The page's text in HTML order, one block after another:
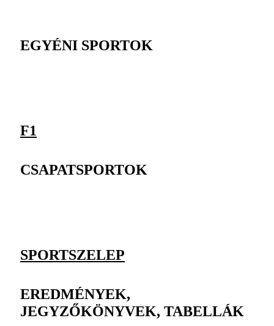
EGYÉNI SPORTOK
F1
CSAPATSPORTOK
SPORTSZELEP
EREDMÉNYEK,
JEGYZŐKÖNYVEK, TABELLÁK